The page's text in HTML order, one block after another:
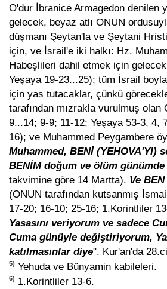
O'dur İbranice Armagedon denilen
gelecek, beyaz atlı ONUN
düşmanı Şeytan'la ve Şeytani
için, ve İsrail'e iki halkı: Hz.
Habeşlileri dahil etmek için
Yeşaya 19-23...25); tüm İsrail
için yas tutacaklar, çünkü
tarafından mızrakla vurulmuş olan
9...14; 9-9; 11-12; Yeşaya 53-3, 4,
16); ve Muhammed Peygambere
Muhammed, BENİ (YEHOVA'YI)
BENİM doğum ve ölüm
takvimine göre 14 Martta). Ve
(ONUN tarafından kutsanmış
17-20; 16-10; 25-16; 1.Korintliler
Yasasını veriyorum ve sadece
Cuma günüyle değiştiriyorum,
katılmasınlar diye". Kur'an'da
5) Yehuda ve Bünyamin kabileleri.
6) 1.Korintliler 13-6.